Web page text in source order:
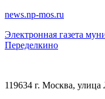
news.np-mos.ru
Электронная газета
Переделкино
119634 г. Москва,